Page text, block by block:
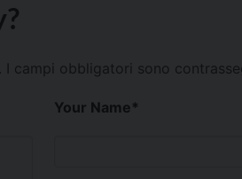
I campi obbligatori sono
Your Name*